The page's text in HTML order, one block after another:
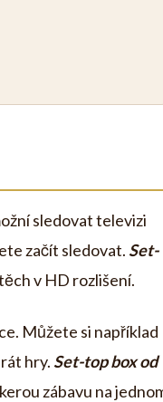
sledovat televizi
začít sledovat. Set-
v HD rozlišení.
Můžete si například
hry. Set-top box od
zábavu na